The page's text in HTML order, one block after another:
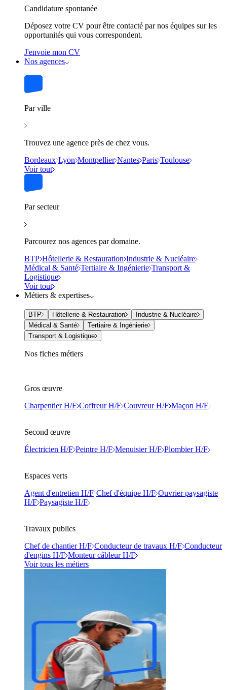
Candidature spontanée
Déposez votre CV pour être contacté par nos équipes sur les
opportunités qui vous correspondent.
J'envoie mon CV
Nos agences
Par ville
Trouvez une agence près de chez vous.
Bordeaux Lyon Montpellier Nantes Paris Toulouse
Voir tout
Par secteur
Parcourez nos agences par domaine.
BTP Hôtellerie & Restauration Industrie & Nucléaire
Médical & Santé Tertiaire & Ingénierie Transport &
Logistique
Voir tout
Métiers & expertises
BTP Hôtellerie & Restauration
Industrie & Nucléaire
Médical & Santé
Tertiaire & Ingénierie
Transport & Logistique
Nos fiches métiers
Gros œuvre
Charpentier H/F Coffreur H/F Couvreur H/F Maçon H/F
Second œuvre
Électricien H/F Peintre H/F Menuisier H/F Plombier H/F
Espaces verts
Agent d'entretien H/F Chef d'équipe H/F Ouvrier paysagiste
H/F Paysagiste H/F
Travaux publics
Chef de chantier H/F Conducteur de travaux H/F Conducteur
d'engins H/F Monteur câbleur H/F
Voir tous les métiers